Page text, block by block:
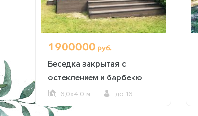
1900000 руб.
Беседка закрытая с
остеклением и барбекю
внутри 2614
6,0х4,0 м. до 16